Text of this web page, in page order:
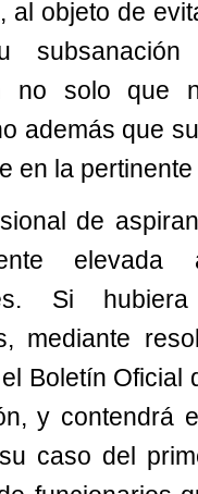
al objeto de
no solo que
además que
en la
de
Si
mediante
Boletín Oficial
y contendrá
caso del